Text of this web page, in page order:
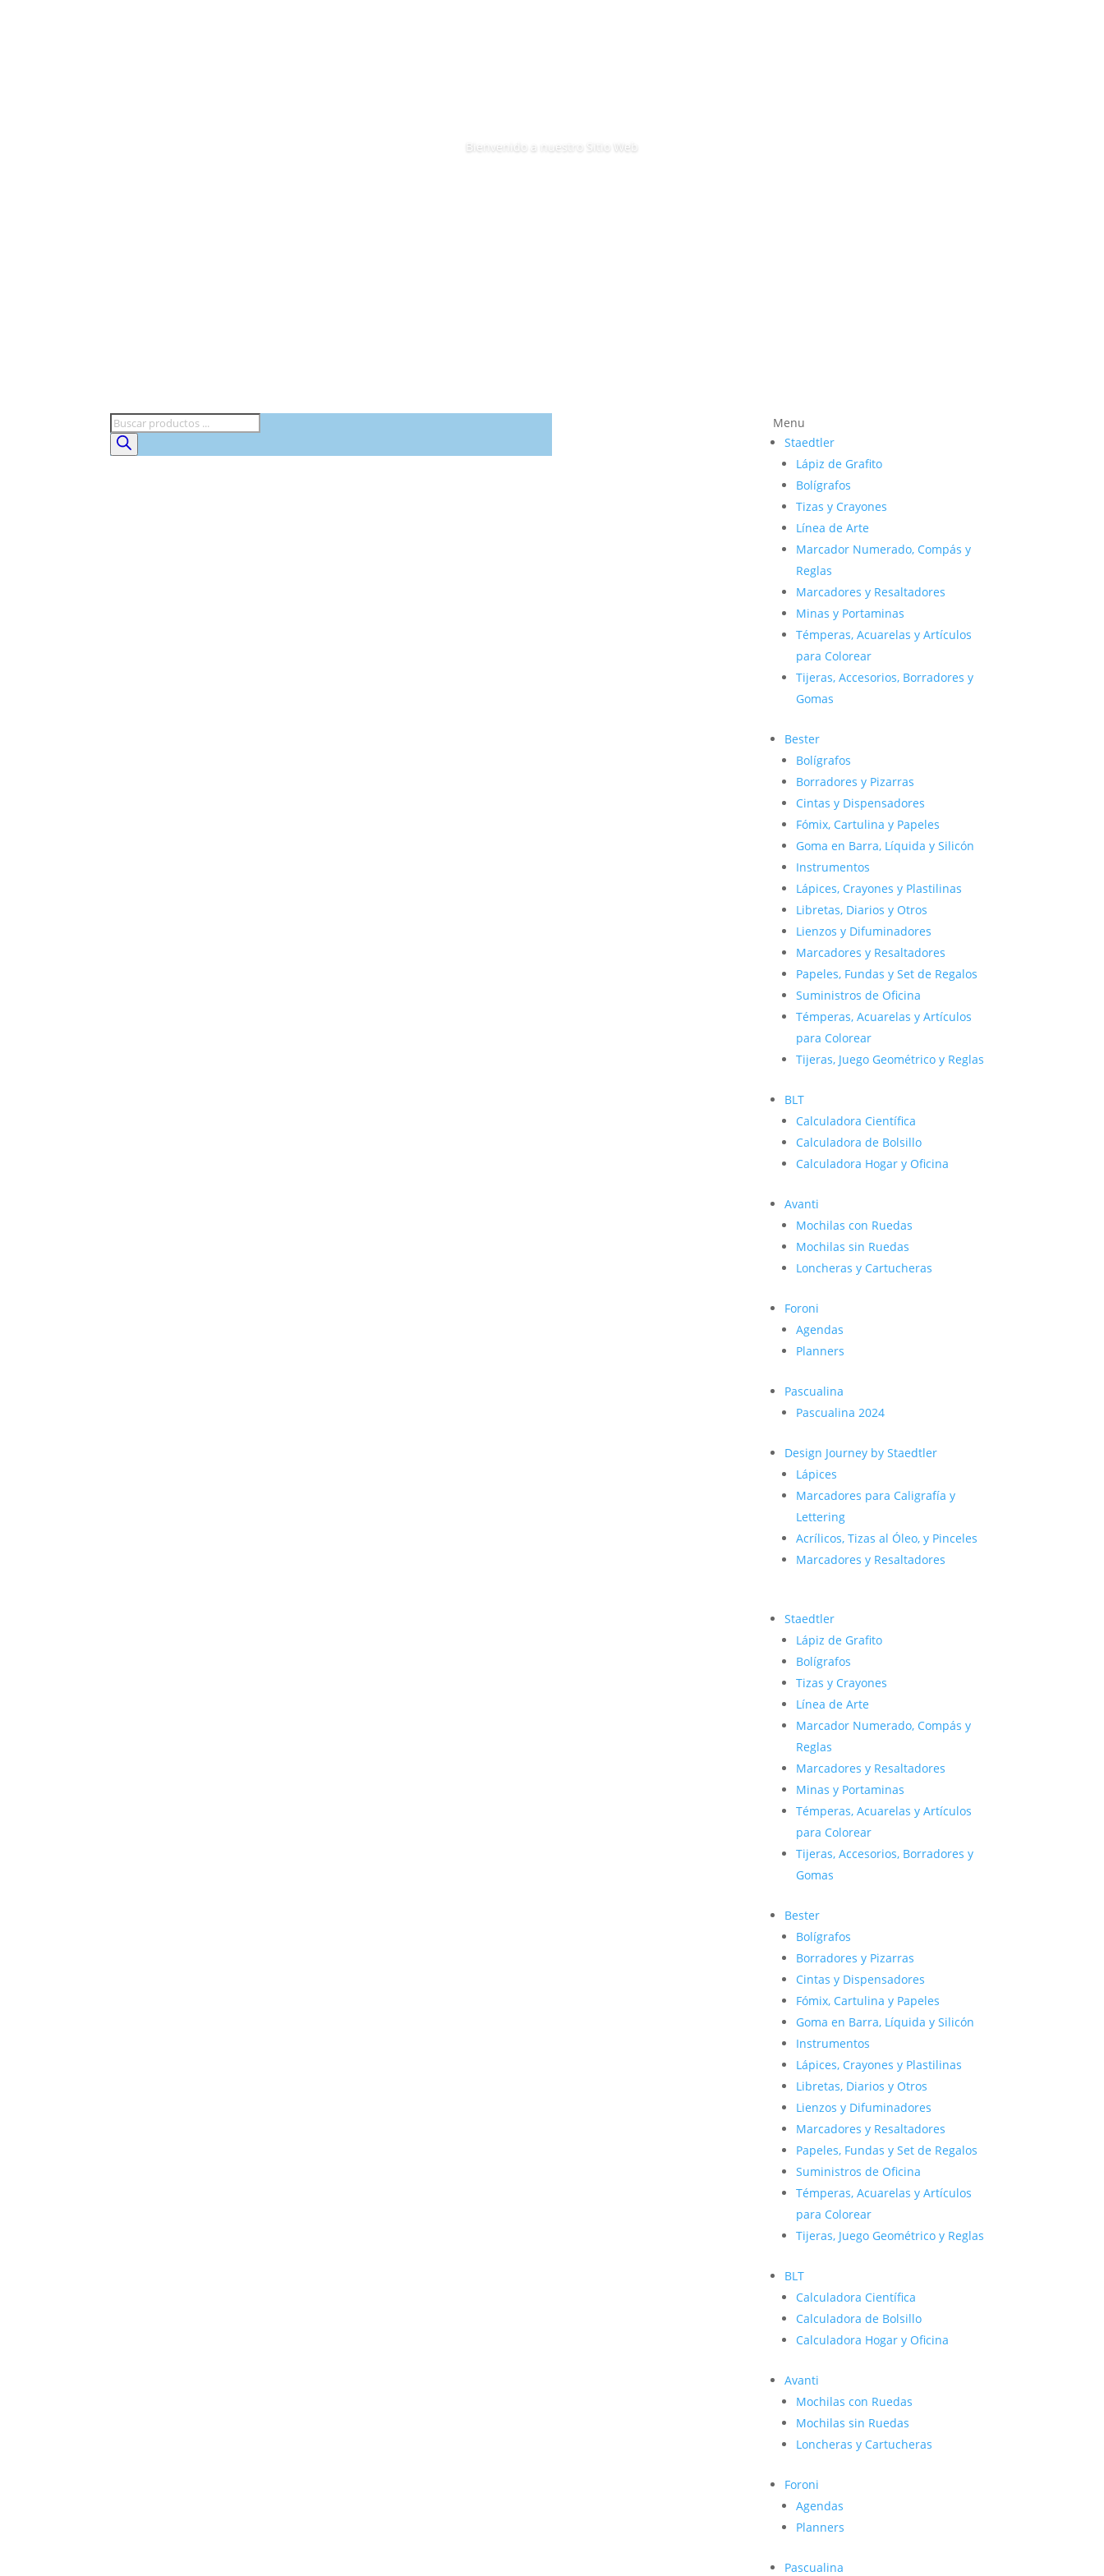
Bienvenido a nuestro Sitio Web
Búsqueda
de
productos
Menu
Staedtler
Lápiz de Grafito
Bolígrafos
Tizas y Crayones
Línea de Arte
Marcador Numerado, Compás y
Reglas
Marcadores y Resaltadores
Minas y Portaminas
Témperas, Acuarelas y Artículos
para Colorear
Tijeras, Accesorios, Borradores y
Gomas
Bester
Bolígrafos
Borradores y Pizarras
Cintas y Dispensadores
Fómix, Cartulina y Papeles
Goma en Barra, Líquida y Silicón
Instrumentos
Lápices, Crayones y Plastilinas
Libretas, Diarios y Otros
Lienzos y Difuminadores
Marcadores y Resaltadores
Papeles, Fundas y Set de Regalos
Suministros de Oficina
Témperas, Acuarelas y Artículos
para Colorear
Tijeras, Juego Geométrico y Reglas
BLT
Calculadora Científica
Calculadora de Bolsillo
Calculadora Hogar y Oficina
Avanti
Mochilas con Ruedas
Mochilas sin Ruedas
Loncheras y Cartucheras
Foroni
Agendas
Planners
Pascualina
Pascualina 2024
Design Journey by Staedtler
Lápices
Marcadores para Caligrafía y
Lettering
Acrílicos, Tizas al Óleo, y Pinceles
Marcadores y Resaltadores
Staedtler
Lápiz de Grafito
Bolígrafos
Tizas y Crayones
Línea de Arte
Marcador Numerado, Compás y
Reglas
Marcadores y Resaltadores
Minas y Portaminas
Témperas, Acuarelas y Artículos
para Colorear
Tijeras, Accesorios, Borradores y
Gomas
Bester
Bolígrafos
Borradores y Pizarras
Cintas y Dispensadores
Fómix, Cartulina y Papeles
Goma en Barra, Líquida y Silicón
Instrumentos
Lápices, Crayones y Plastilinas
Libretas, Diarios y Otros
Lienzos y Difuminadores
Marcadores y Resaltadores
Papeles, Fundas y Set de Regalos
Suministros de Oficina
Témperas, Acuarelas y Artículos
para Colorear
Tijeras, Juego Geométrico y Reglas
BLT
Calculadora Científica
Calculadora de Bolsillo
Calculadora Hogar y Oficina
Avanti
Mochilas con Ruedas
Mochilas sin Ruedas
Loncheras y Cartucheras
Foroni
Agendas
Planners
Pascualina